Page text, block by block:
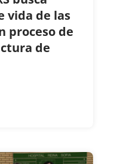
vida de las
proceso de
de